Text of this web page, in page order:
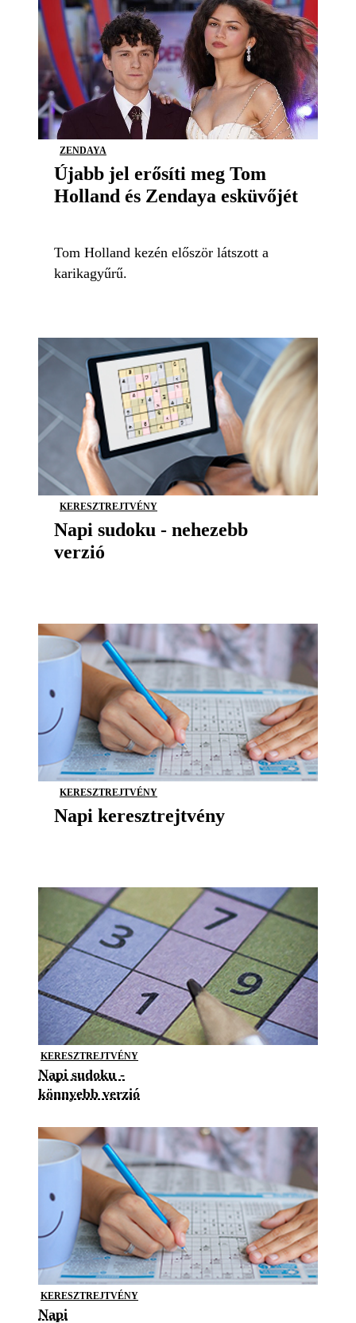
ZENDAYA
Újabb jel erősíti meg Tom
Holland és Zendaya esküvőjét
Tom Holland kezén először látszott a
karikagyűrű.
KERESZTREJTVÉNY
Napi sudoku - nehezebb
verzió
KERESZTREJTVÉNY
Napi keresztrejtvény
KERESZTREJTVÉNY
Napi sudoku -
könnyebb verzió
KERESZTREJTVÉNY
Napi